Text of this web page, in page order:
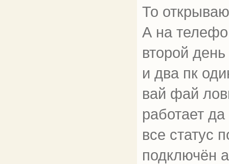
То
А на
второй
и два пк
вай фай
работает
все статус
подключён